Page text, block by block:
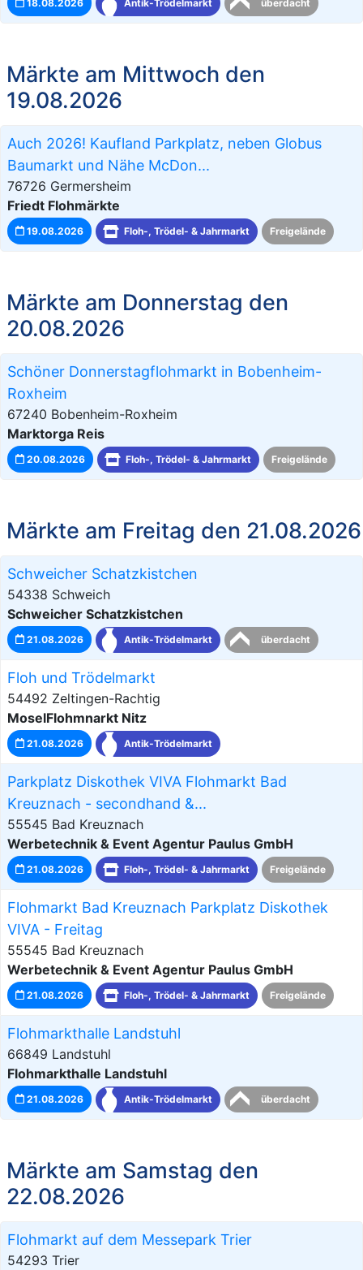
18.08.2026 Antik-Trödelmarkt überdacht
Märkte am Mittwoch den
19.08.2026
Auch 2026! Kaufland Parkplatz, neben Globus
Baumarkt und Nähe McDon...
76726 Germersheim
Friedt Flohmärkte
19.08.2026 Floh-, Trödel- & Jahrmarkt Freigelände
Märkte am Donnerstag den
20.08.2026
Schöner Donnerstagflohmarkt in Bobenheim-
Roxheim
67240 Bobenheim-Roxheim
Marktorga Reis
20.08.2026 Floh-, Trödel- & Jahrmarkt Freigelände
Märkte am Freitag den 21.08.2026
Schweicher Schatzkistchen
54338 Schweich
Schweicher Schatzkistchen
21.08.2026 Antik-Trödelmarkt überdacht
Floh und Trödelmarkt
54492 Zeltingen-Rachtig
MoselFlohmnarkt Nitz
21.08.2026 Antik-Trödelmarkt
Parkplatz Diskothek VIVA Flohmarkt Bad
Kreuznach - secondhand &...
55545 Bad Kreuznach
Werbetechnik & Event Agentur Paulus GmbH
21.08.2026 Floh-, Trödel- & Jahrmarkt Freigelände
Flohmarkt Bad Kreuznach Parkplatz Diskothek
VIVA - Freitag
55545 Bad Kreuznach
Werbetechnik & Event Agentur Paulus GmbH
21.08.2026 Floh-, Trödel- & Jahrmarkt Freigelände
Flohmarkthalle Landstuhl
66849 Landstuhl
Flohmarkthalle Landstuhl
21.08.2026 Antik-Trödelmarkt überdacht
Märkte am Samstag den
22.08.2026
Flohmarkt auf dem Messepark Trier
54293 Trier